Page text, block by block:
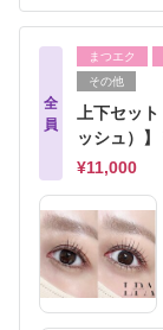
全
員
まつエク
その他
上下セッ
ッシュ）
¥11,000